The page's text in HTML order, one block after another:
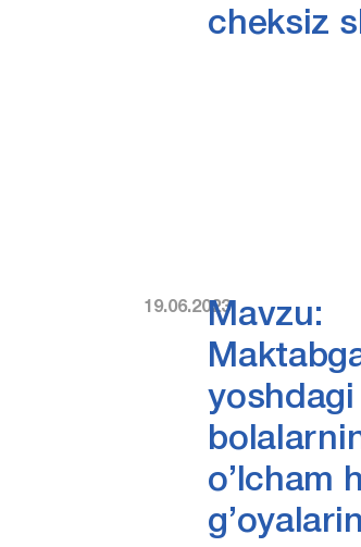
cheksiz
19.06.2023Mavzu:
yoshdagi
o’lcham